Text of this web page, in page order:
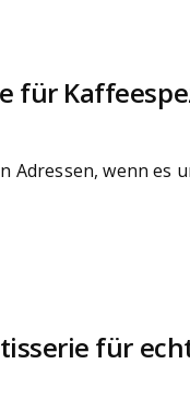
für
wenn
für